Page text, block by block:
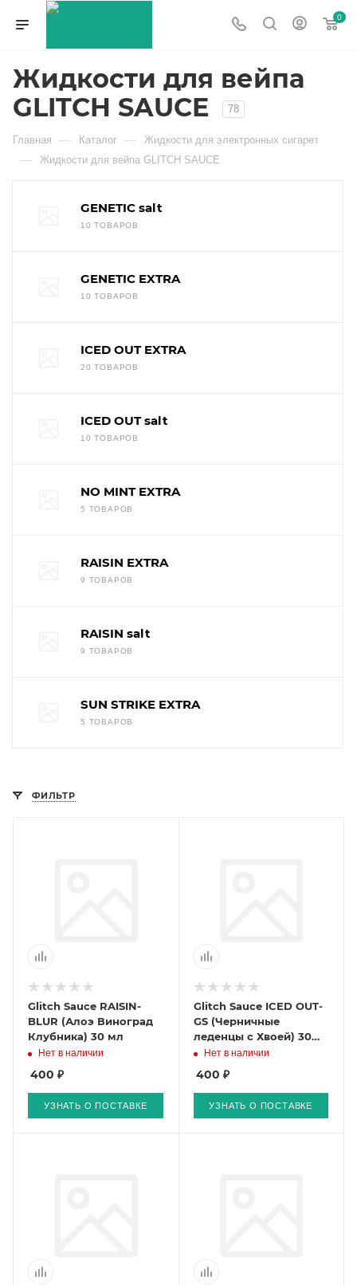
0
Жидкости для вейпа
GLITCH SAUCE
78
Главная — Каталог — Жидкости для электронных сигарет
— Жидкости для вейпа GLITCH SAUCE
GENETIC salt
10 ТОВАРОВ
GENETIC EXTRA
10 ТОВАРОВ
ICED OUT EXTRA
20 ТОВАРОВ
ICED OUT salt
10 ТОВАРОВ
NO MINT EXTRA
5 ТОВАРОВ
RAISIN EXTRA
9 ТОВАРОВ
RAISIN salt
9 ТОВАРОВ
SUN STRIKE EXTRA
5 ТОВАРОВ
ФИЛЬТР
Glitch Sauce RAISIN-
BLUR (Алоэ Виноград
Клубника) 30 мл
Нет в наличии
400 ₽
УЗНАТЬ О ПОСТАВКЕ
Glitch Sauce ICED OUT-
GS (Черничные
леденцы с Хвоей) 30
млНет в наличии
400 ₽
УЗНАТЬ О ПОСТАВКЕ